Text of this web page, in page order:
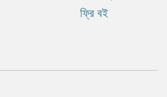
ফ্রি বই